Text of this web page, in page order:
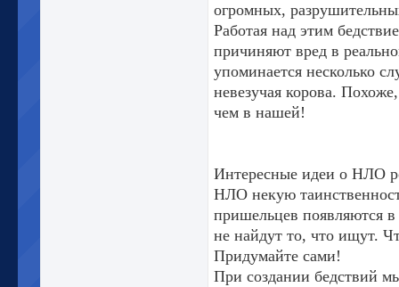
огромных,
Работая над этим
причиняют вред в
упоминается несколько
невезучая корова.
чем в нашей!
Интересные идеи о НЛО
НЛО некую
пришельцев появляются в
не найдут то, что ищут.
Придумайте сами!
При создании бедствий